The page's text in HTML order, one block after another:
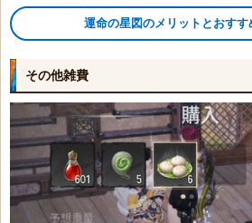
運命の星図のメリットとおすす
その他雑費